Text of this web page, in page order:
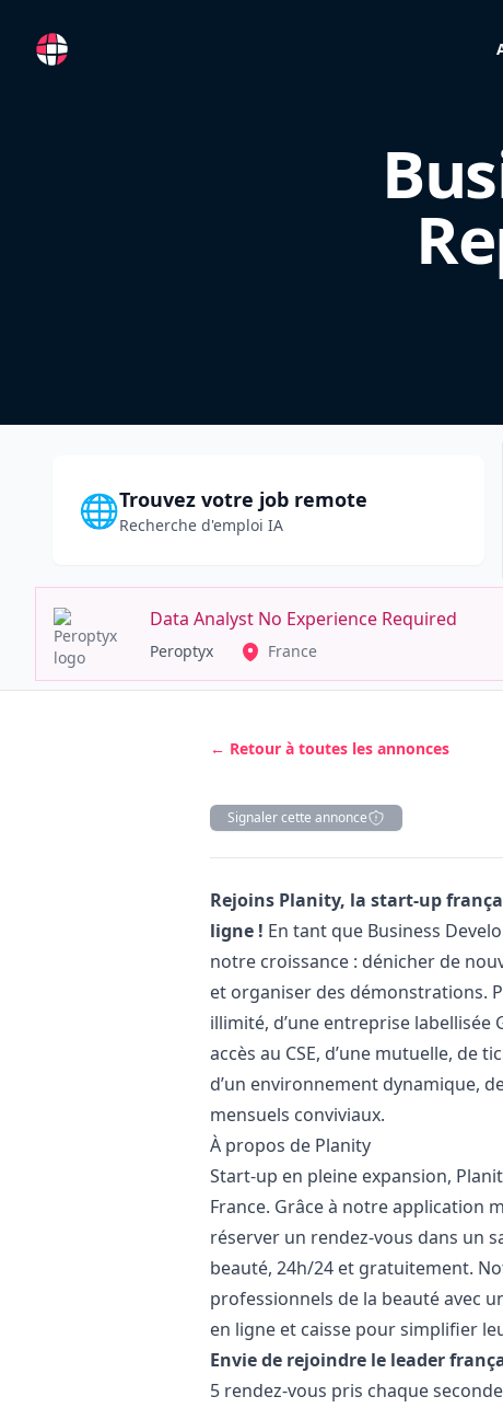
RemoteFR
🌐Trouvez votre job remote
Recherche d'emploi IA
Data Analyst No Experience Required
Peroptyx France
← Retour à toutes les annonces
Signaler cette annonce
Description
Rejoins Planity, la start-up
ligne ! En tant que Business
notre croissance : dénicher de
et organiser des démonstrations.
illimité, d’une entreprise labellisée
accès au CSE, d’une mutuelle, de
d’un environnement dynamique,
mensuels conviviaux.
À propos de Planity
Start-up en pleine expansion,
France. Grâce à notre application
réserver un rendez-vous dans un
beauté, 24h/24 et gratuitement.
professionnels de la beauté avec
en ligne et caisse pour simplifier
Envie de rejoindre le leader
5 rendez-vous pris chaque